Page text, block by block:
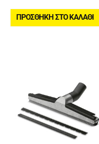
ΠΡΟΣΘΉΚΗ ΣΤΟ ΚΑΛΆΘΙ